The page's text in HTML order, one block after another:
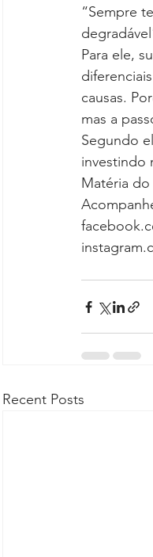
“Sempre
Para ele,
causas.
mas a
Segundo
investindo
Matéria do
Recent Posts